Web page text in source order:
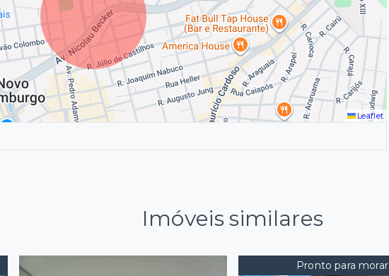
Leaflet
Imóveis similares
Pronto para morar